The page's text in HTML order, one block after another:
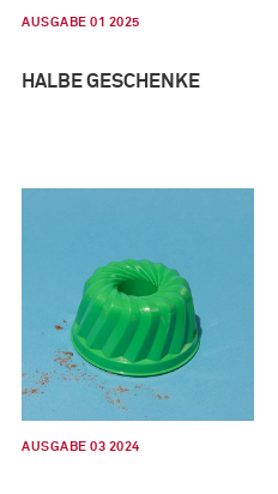
AUSGABE 01 2025
HALBE GESCHENKE
AUSGABE 03 2024